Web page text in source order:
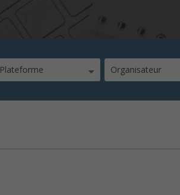
Plateforme Organisateur